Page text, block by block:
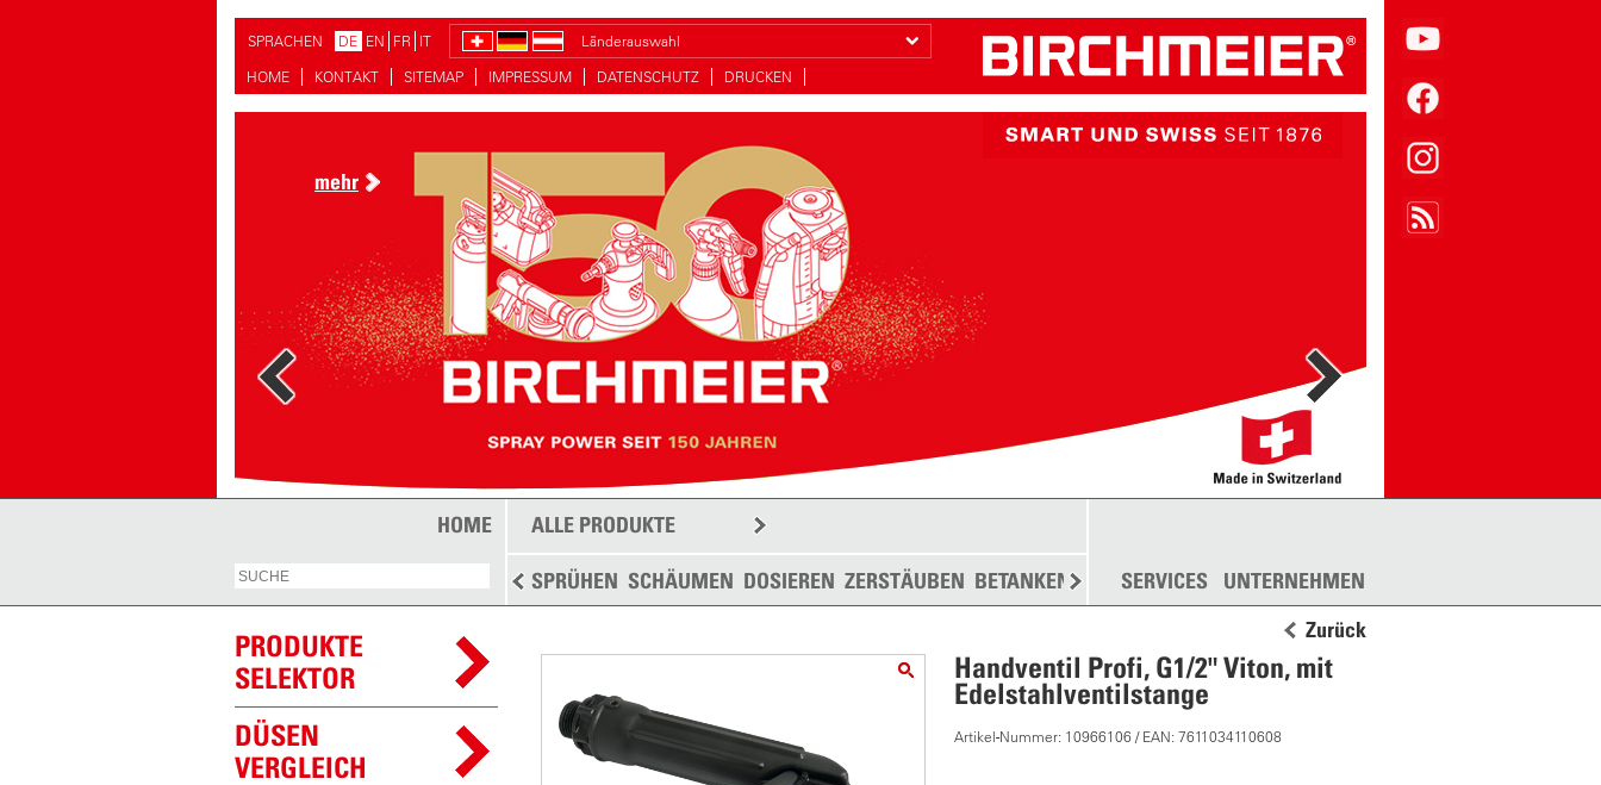
SPRACHEN DE EN FR IT
Länderauswahl
HOME
KONTAKT SITEMAP IMPRESSUM DATENSCHUTZ DRUCKEN
mehr
HOME ALLE PRODUKTE
SPRÜHEN SCHÄUMEN DOSIEREN ZERSTÄUBEN BETANKEN STREUEN WEITERE
SERVICES UNTERNEHMEN
PRODUKTE
SELEKTOR
DÜSEN
VERGLEICH
Zurück
Handventil Profi, G1/2" Viton, mit
Edelstahlventilstange
Artikel-Nummer: 10966106 / EAN: 7611034110608